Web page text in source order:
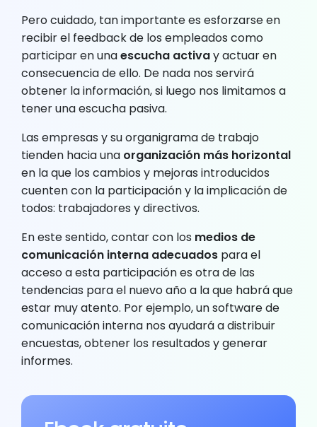
Pero cuidado, tan importante es esforzarse en
recibir el feedback de los empleados como
participar en unaescucha activay actuar en
consecuencia de ello. De nada nos servirá
obtener la información, si luego nos limitamos a
tener una escucha pasiva.
Las empresas y su organigrama de trabajo
tienden hacia una organización más horizontal
en la que los cambios y mejoras introducidos
cuenten con la participación y la implicación de
todos: trabajadores y directivos.
En este sentido, contar con los medios de
comunicación interna adecuados para el
acceso a esta participación es otra de las
tendencias para el nuevo año a la que habrá que
estar muy atento. Por ejemplo, un software de
comunicación interna nos ayudará a distribuir
encuestas, obtener los resultados y generar
informes.